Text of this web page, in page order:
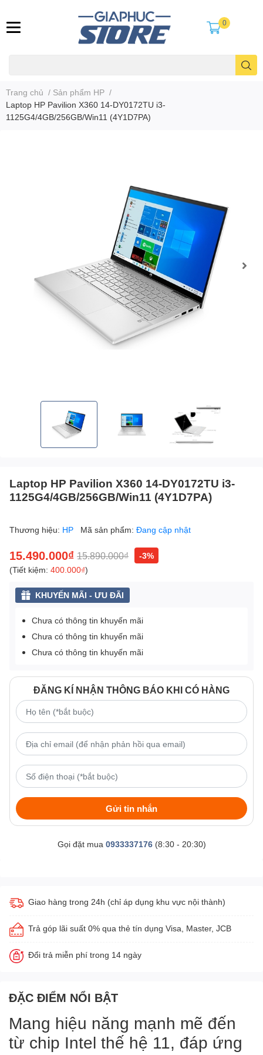
0
Trang chủ / Sản phẩm HP /
Laptop HP Pavilion X360 14-DY0172TU i3-
1125G4/4GB/256GB/Win11 (4Y1D7PA)
Laptop HP Pavilion X360 14-DY0172TU i3-
1125G4/4GB/256GB/Win11 (4Y1D7PA)
Thương hiệu: HP Mã sản phẩm: Đang cập nhật
15.490.000₫ 15.890.000₫
-3%
(Tiết kiệm: 400.000₫)
KHUYẾN MÃI - ƯU ĐÃI
Chưa có thông tin khuyến mãi
Chưa có thông tin khuyến mãi
Chưa có thông tin khuyến mãi
ĐĂNG KÍ NHẬN THÔNG BÁO KHI CÓ HÀNG
Gửi tin nhắn
Gọi đặt mua 0933337176(8:30 - 20:30)
Giao hàng trong 24h (chỉ áp dụng khu vực nội thành)
Trả góp lãi suất 0% qua thẻ tín dụng Visa, Master, JCB
Đổi trả miễn phí trong 14 ngày
ĐẶC ĐIỂM NỔI BẬT
Mang hiệu năng mạnh mẽ đến
từ chip Intel thế hệ 11, đáp ứng